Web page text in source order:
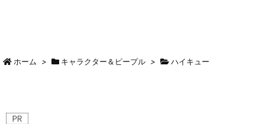
ホーム > キャラクター＆ピープル > ハイキュー